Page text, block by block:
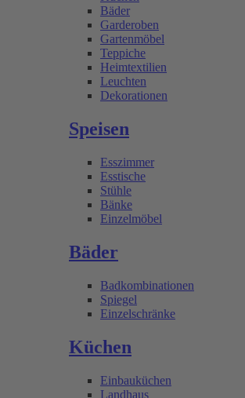
Bäder
Garderoben
Gartenmöbel
Teppiche
Heimtextilien
Leuchten
Dekorationen
Speisen
Esszimmer
Esstische
Stühle
Bänke
Einzelmöbel
Bäder
Badkombinationen
Spiegel
Einzelschränke
Küchen
Einbauküchen
Landhaus